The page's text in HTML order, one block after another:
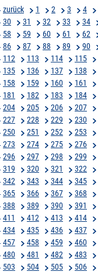
zurück 1 2 3 4
30
31 32 33 34
58
59 60 61 62
86
87 88 89 90
112
113 114 115
135
136 137 138
158
159 160 161
181
182 183 184
204
205 206 207
227
228 229 230
250
251 252 253
273
274 275 276
296
297 298 299
319
320 321 322
342
343 344 345
365
366 367 368
388
389 390 391
411
412 413 414
434
435 436 437
457
458 459 460
480
481 482 483
503
504 505 506